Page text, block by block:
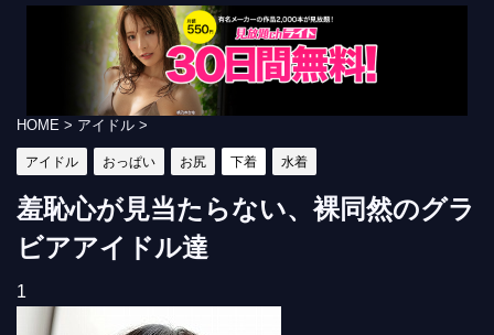
HOME > アイドル >
アイドル おっぱい お尻 下着 水着
羞恥心が見当たらない、裸同然のグラ
ビアアイドル達
1